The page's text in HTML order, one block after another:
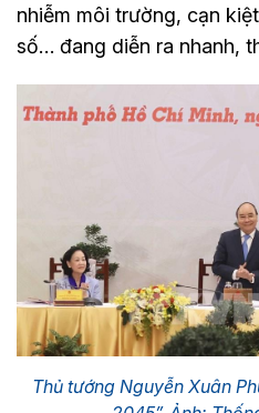
nhiễm môi trường, cạn
số… đang diễn ra nhanh,
Thủ tướng Nguyễn Xuân